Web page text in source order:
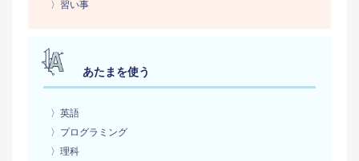
〉習い事
あたまを使う
〉英語
〉プログラミング
〉理科